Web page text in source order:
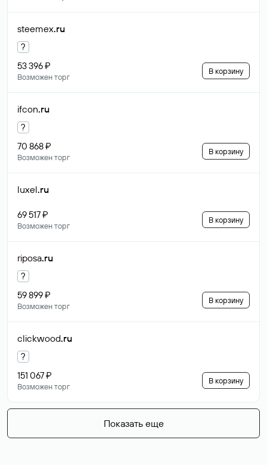
steemex.ru
?
53 396 ₽
Возможен торг
В корзину
ifcon.ru
?
70 868 ₽
Возможен торг
В корзину
luxel.ru
69 517 ₽
Возможен торг
В корзину
riposa.ru
?
59 899 ₽
Возможен торг
В корзину
clickwood.ru
?
151 067 ₽
Возможен торг
В корзину
Показать еще